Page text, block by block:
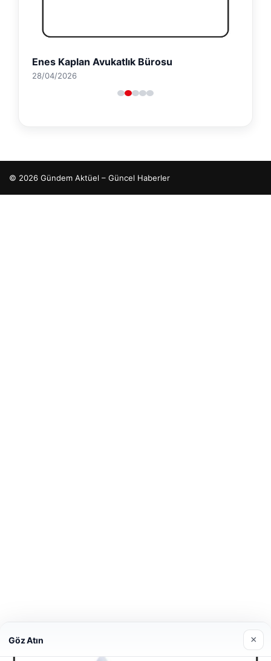
Enes Kaplan Avukatlık Bürosu
28/04/2026
© 2026 Gündem Aktüel – Güncel Haberler
Göz Atın ×